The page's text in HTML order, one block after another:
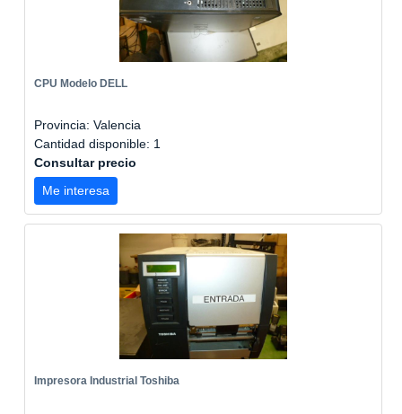
CPU Modelo DELL
Provincia: Valencia
Cantidad disponible: 1
Consultar precio
Me interesa
Impresora Industrial Toshiba